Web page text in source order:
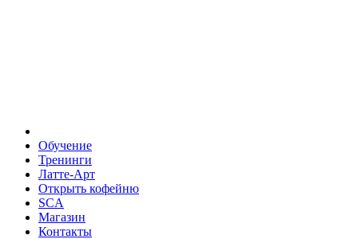
Обучение
Тренинги
Латте-Арт
Открыть кофейню
SCA
Магазин
Контакты